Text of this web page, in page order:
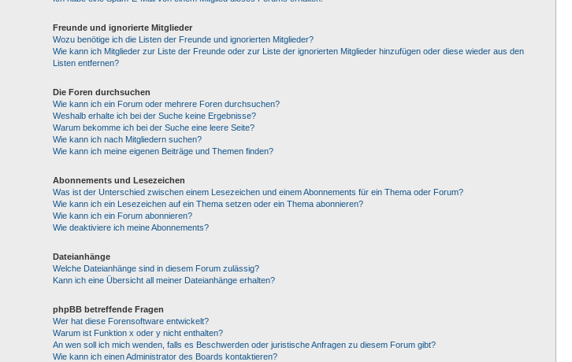
Freunde und ignorierte Mitglieder
Wozu benötige ich die Listen der Freunde und ignorierten Mitglieder?
Wie kann ich Mitglieder zur Liste der Freunde oder zur Liste der ignorierten Mitglieder hinzufügen oder diese wieder aus den
Listen entfernen?
Die Foren durchsuchen
Wie kann ich ein Forum oder mehrere Foren durchsuchen?
Weshalb erhalte ich bei der Suche keine Ergebnisse?
Warum bekomme ich bei der Suche eine leere Seite?
Wie kann ich nach Mitgliedern suchen?
Wie kann ich meine eigenen Beiträge und Themen finden?
Abonnements und Lesezeichen
Was ist der Unterschied zwischen einem Lesezeichen und einem Abonnements für ein Thema oder Forum?
Wie kann ich ein Lesezeichen auf ein Thema setzen oder ein Thema abonnieren?
Wie kann ich ein Forum abonnieren?
Wie deaktiviere ich meine Abonnements?
Dateianhänge
Welche Dateianhänge sind in diesem Forum zulässig?
Kann ich eine Übersicht all meiner Dateianhänge erhalten?
phpBB betreffende Fragen
Wer hat diese Forensoftware entwickelt?
Warum ist Funktion x oder y nicht enthalten?
An wen soll ich mich wenden, falls es Beschwerden oder juristische Anfragen zu diesem Forum gibt?
Wie kann ich einen Administrator des Boards kontaktieren?